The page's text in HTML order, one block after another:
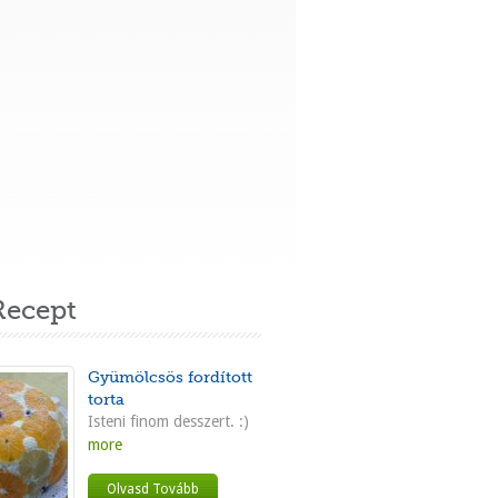
Gyümölcsös fordított
torta
Isteni finom desszert. :)
more
Olvasd Tovább